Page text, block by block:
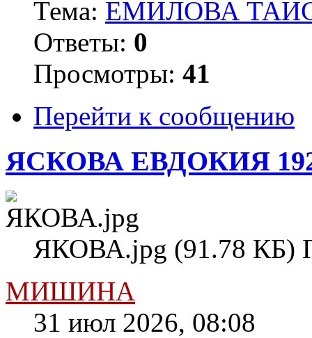
Тема: ЕМИЛОВА
Ответы: 0
Просмотры: 41
Перейти к сообщению
ЯСКОВА ЕВДОКИЯ
ЯКОВА.jpg (91.78 КБ)
МИШИНА
31 июл 2026, 08:08